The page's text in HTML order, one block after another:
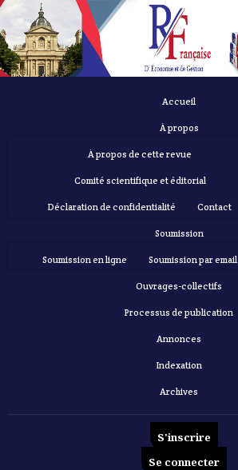
Accueil
À propos
À propos de cette revue
Comité scientifique et éditorial
Déclaration de confidentialité Contact
Soumission
Soumission en ligne Soumission par email
Ouvrages-collectifs
Processus de publication
Annonces
Indexation
Archives
S'inscrire
Se connecter